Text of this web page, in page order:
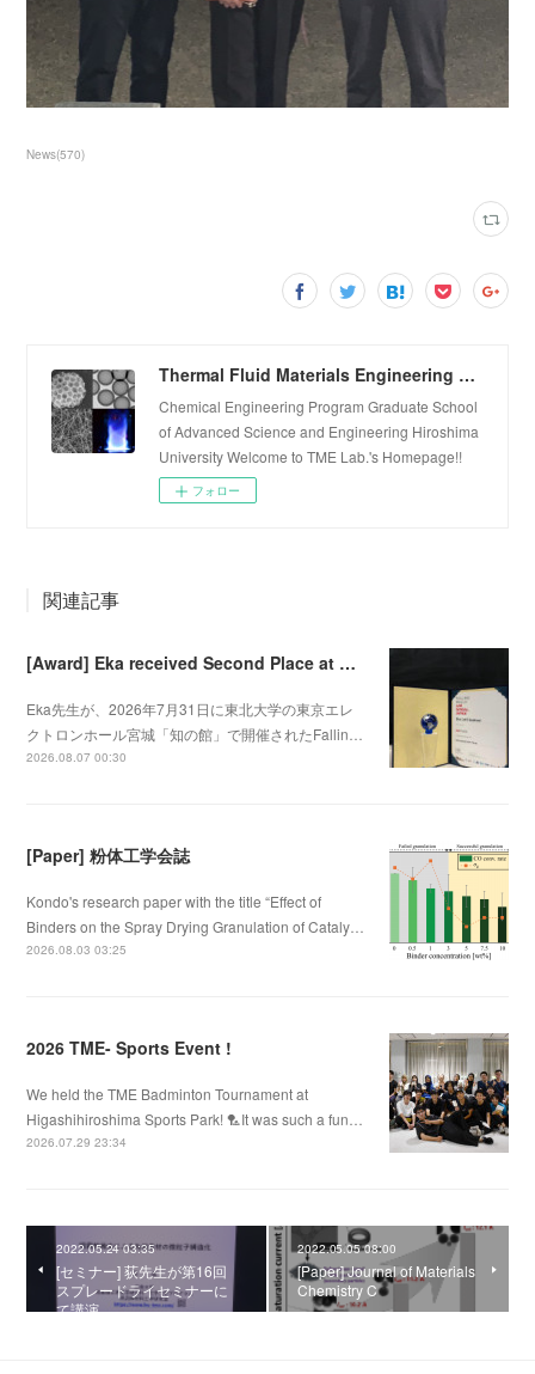
News(570)
Thermal Fluid Materials Engineering Laboratory
Chemical Engineering Program Graduate School
of Advanced Science and Engineering Hiroshima
University Welcome to TME Lab.'s Homepage!!
フォロー
関連記事
[Award] Eka received Second Place at Falling Walls Lab Sendai 2026
Eka先生が、2026年7月31日に東北大学の東京エレ
クトロンホール宮城「知の館」で開催されたFallin…
2026.08.07 00:30
[Paper] 粉体工学会誌
Kondo's research paper with the title “Effect of
Binders on the Spray Drying Granulation of Cataly…
2026.08.03 03:25
2026 TME- Sports Event !
We held the TME Badminton Tournament at
Higashihiroshima Sports Park! 🏸It was such a fun…
2026.07.29 23:34
2022.05.24 03:35
[セミナー] 荻先生が第16回
スプレードライセミナーに
て講演
2022.05.05 08:00
[Paper] Journal of Materials
Chemistry C